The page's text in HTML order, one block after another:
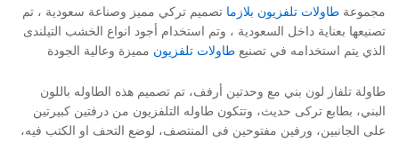
مجموعة طاولات تلفزيون بلازما تصميم تركي مميز وصناعة سعودية ، تم
تصنيعها بعناية داخل السعودية ، وتم استخدام أجود انواع الخشب التيلندى
الذي يتم استخدامه في تصنيع طاولات تلفزيون مميزة وعالية الجودة
طاولة تلفاز لون بني مع وحدتين أرفف، تم تصميم هذه الطاوله باللون
البني، بطابع تركى حديث، وتتكون طاوله التلفزيون من درفتين كبيرتين
على الجانبين، ورفين مفتوحين فى المنتصف، لوضع التحف او الكتب فيه،